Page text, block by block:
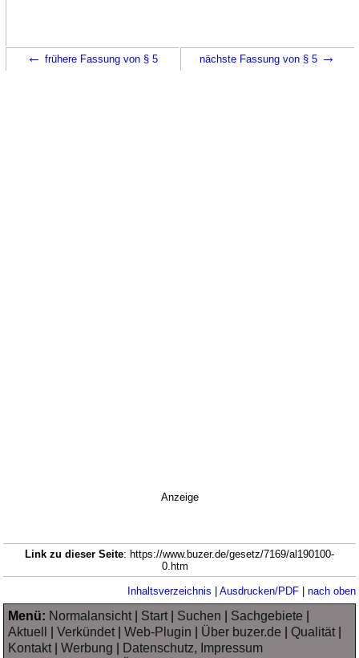
← frühere Fassung von § 5 nächste Fassung von § 5 →
Anzeige
Link zu dieser Seite: https://www.buzer.de/gesetz/7169/al190100-
0.htm
Inhaltsverzeichnis | Ausdrucken/PDF| nach oben
Menü: Normalansicht| Start| Suchen Sachgebiete
Aktuell
|Verkündet|Web-Plugin Über buzer.de |Qualität|
Kontakt|Werbung
Datenschutz, Impressum